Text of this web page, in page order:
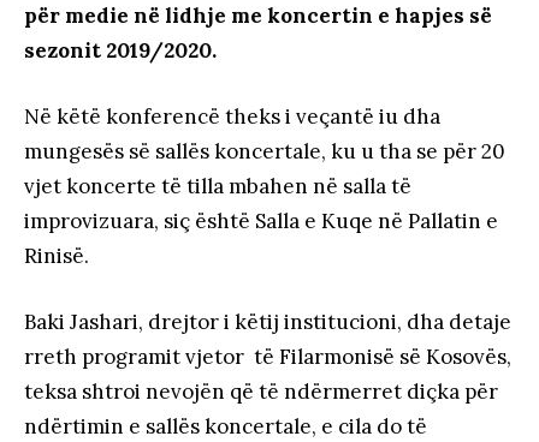
për medie në lidhje me koncertin e hapjes së
sezonit 2019/2020.
Në këtë konferencë theks i veçantë iu dha
mungesës së sallës koncertale, ku u tha se për 20
vjet koncerte të tilla mbahen në salla të
improvizuara, siç është Salla e Kuqe në Pallatin e
Rinisë.
Baki Jashari, drejtor i këtij institucioni, dha detaje
rreth programit vjetor të Filarmonisë së Kosovës,
teksa shtroi nevojën që të ndërmerret diçka për
ndërtimin e sallës koncertale, e cila do të